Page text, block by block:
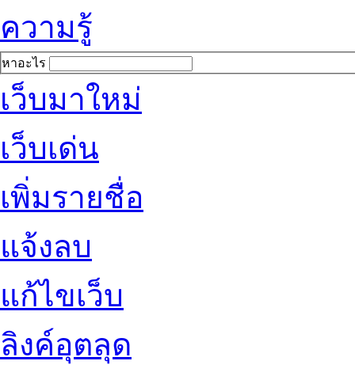
ความรู้
หาอะไร
เว็บมาใหม่
เว็บเด่น
เพิ่มรายชื่อ
แจ้งลบ
แก้ไขเว็บ
ลิงค์อุตลุด